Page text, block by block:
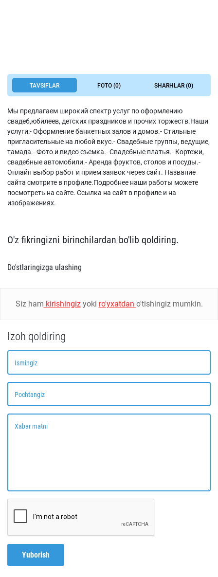
TAVSIFLAR FOTO (0) SHARHLAR (0)
Мы предлагаем широкий спектр услуг по оформлению
свадеб,юбилеев, детских праздников и прочих торжеств.Наши
услуги:- Оформление банкетных залов и домов.- Стильные
пригласительные на любой вкус.- Свадебные группы, ведущие,
тамада.- Фото и видео съемка.- Свадебные платья.- Кортежи,
свадебные автомобили.- Аренда фруктов, столов и посуды.-
Онлайн выбор работ и прием заявок через сайт. Название
сайта смотрите в профиле.Подробнее наши работы можете
посмотреть на сайте. Ссылка на сайт в профиле и на
изображениях.
O'z fikringizni birinchilardan bo'lib qoldiring.
Do'stlaringizga ulashing
Siz ham kirishingizyoki ro'yxatdan o'tishingiz mumkin.
Izoh qoldiring
Ismingiz
Pochtangiz
Xabar matni
Yuborish